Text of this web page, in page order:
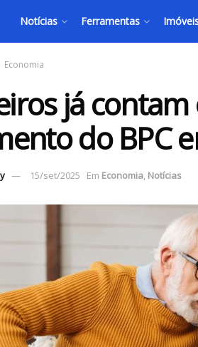
Notícias Ferramentas
Economia
já
do BPC
15/set/2025 Em Economia, Notícias